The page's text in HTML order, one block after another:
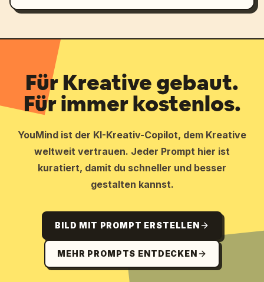
Für Kreative gebaut.
Für immer kostenlos.
YouMind ist der KI-Kreativ-Copilot, dem Kreative
weltweit vertrauen. Jeder Prompt hier ist
kuratiert, damit du schneller und besser
gestalten kannst.
BILD MIT PROMPT ERSTELLEN
MEHR PROMPTS ENTDECKEN